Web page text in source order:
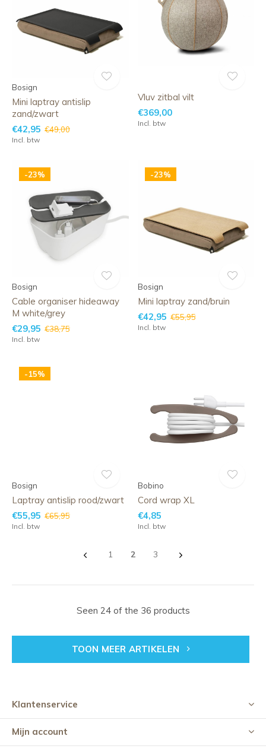
Bosign
Mini laptray antislip
zand/zwart
€42,95 €49,00
Incl. btw
Vluv zitbal vilt
€369,00
Incl. btw
-23%
Bosign
Cable organiser hideaway
M white/grey
€29,95 €38,75
Incl. btw
-23%
Bosign
Mini laptray zand/bruin
€42,95 €55,95
Incl. btw
-15%
Bosign
Laptray antislip rood/zwart
€55,95 €65,95
Incl. btw
Bobino
Cord wrap XL
€4,85
Incl. btw
1 2 3
Seen 24 of the 36 products
TOON MEER ARTIKELEN
Klantenservice
Mijn account